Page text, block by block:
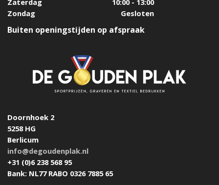
Zondag
Gesloten
Buiten openingstijden op afspraak
Doornhoek 2
5258 HG
Berlicum
info@degoudenplak.nl
+31 (0)6 238 568 95
Bank: NL77 RABO 0326 7885 65